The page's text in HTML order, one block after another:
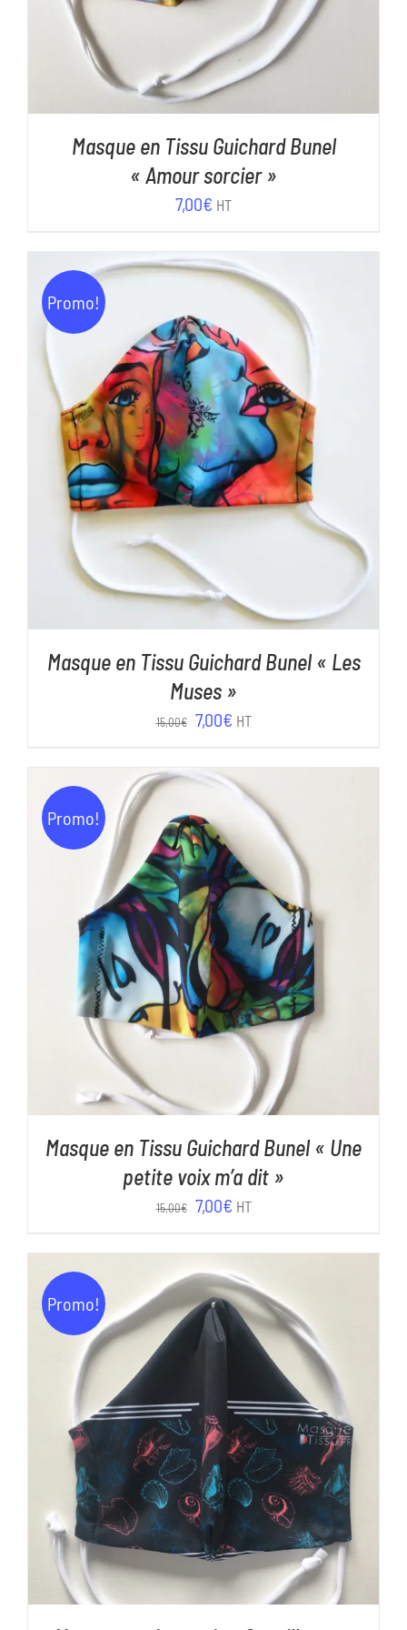
Masque en Tissu Guichard Bunel
« Amour sorcier »
7,00€ HT
Promo!
AJOUTER AU PANIER / DÉTAILS
Masque en Tissu Guichard Bunel « Les
Muses »
15,00€ Le
initial
15,00€.
7,00€Le
actuel
est :
7,00€.
HT
Promo!
AJOUTER AU PANIER / DÉTAILS
Masque en Tissu Guichard Bunel « Une
petite voix m’a dit »
15,00€ Le
initial
était :
15,00€.
7,00€Le
actuel
est :
7,00€.
HT
Promo!
AJOUTER AU PANIER / DÉTAILS